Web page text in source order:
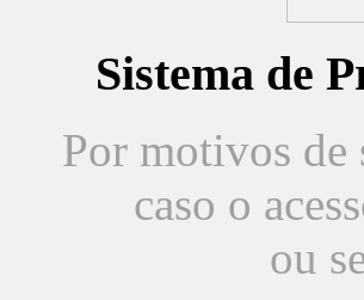
Sistema de
Por motivos de
caso o
ou